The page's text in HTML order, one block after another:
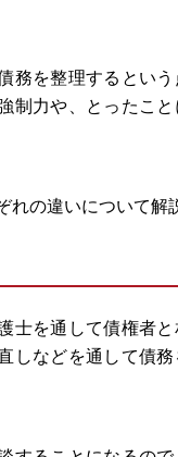
務を整理するという
制力や、とったこ
れの違いについて解
士を通して債権者
しなどを通して債